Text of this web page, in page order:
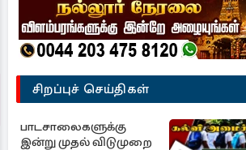
சிறப்புச் செய்திகள்
பாடசாலைகளுக்கு
இன்று முதல் விடுமுறை